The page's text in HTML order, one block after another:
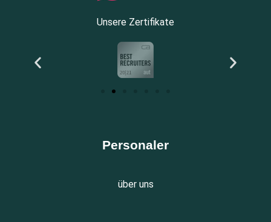
Unsere Zertifikate
Personaler
über uns